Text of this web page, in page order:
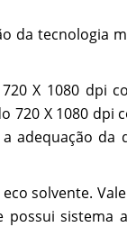
da tecnologia
X 1080 dpi
720 X 1080 dpi
adequação da
solvente.
sistema